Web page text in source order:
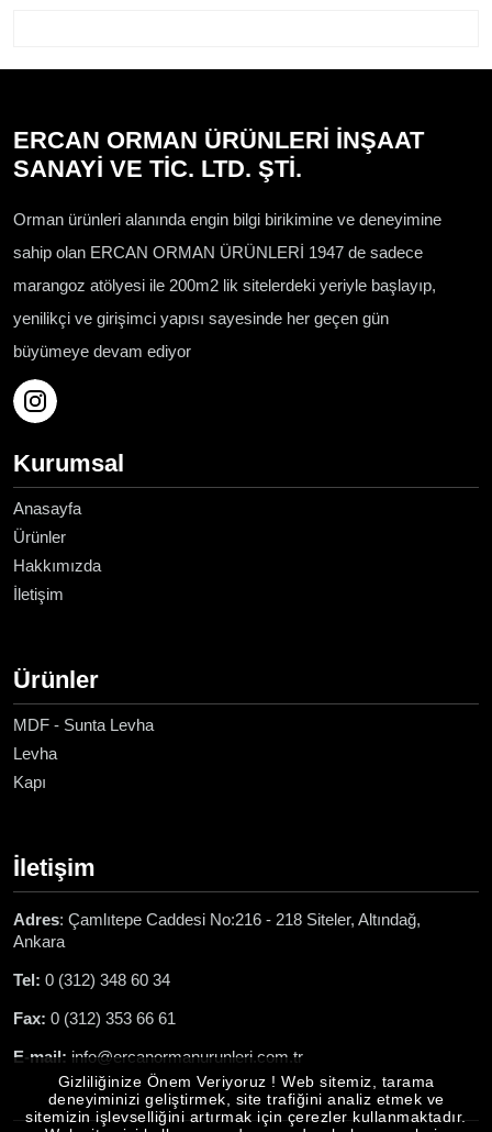
ERCAN ORMAN ÜRÜNLERİ İNŞAAT
SANAYİ VE TİC. LTD. ŞTİ.
Orman ürünleri alanında engin bilgi birikimine ve deneyimine
sahip olan ERCAN ORMAN ÜRÜNLERİ 1947 de sadece
marangoz atölyesi ile 200m2 lik sitelerdeki yeriyle başlayıp,
yenilikçi ve girişimci yapısı sayesinde her geçen gün
büyümeye devam ediyor
Kurumsal
Anasayfa
Ürünler
Hakkımızda
İletişim
Ürünler
MDF - Sunta Levha
Levha
Kapı
İletişim
Adres: Çamlıtepe Caddesi No:216 - 218 Siteler, Altındağ,
Ankara
Tel: 0 (312) 348 60 34
Fax: 0 (312) 353 66 61
E-mail: info@ercanormanurunleri.com.tr
Gizliliğinize Önem Veriyoruz ! Web sitemiz, tarama
deneyiminizi geliştirmek, site trafiğini analiz etmek ve
sitemizin işlevselliğini artırmak için çerezler kullanmaktadır.